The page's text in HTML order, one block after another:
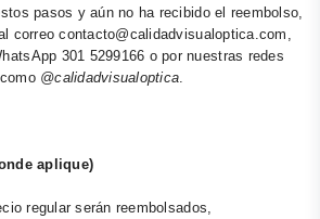
pasos y aún no ha recibido el reembolso,
correo contacto@calidadvisualoptica.com,
301 5299166 o por nuestras redes
@calidadvisualoptica
aplique)
regular serán reembolsados,